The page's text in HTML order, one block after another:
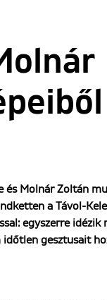
és Molnár Zoltán
a Távol-
egyszerre idézik
gesztusait